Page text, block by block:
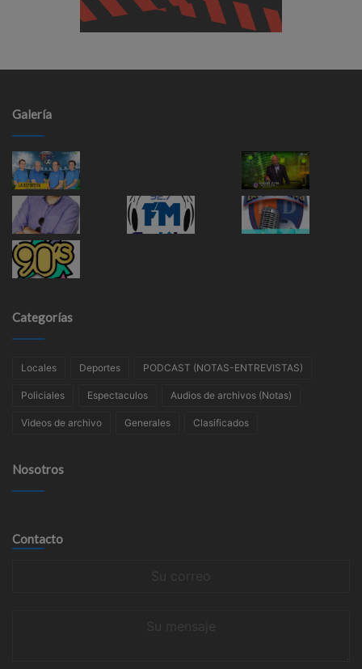
Galería
Categorías
Locales Deportes PODCAST (NOTAS-ENTREVISTAS)
Policiales Espectaculos Audios de archivos (Notas)
Videos de archivo Generales Clasificados
Nosotros
Contacto